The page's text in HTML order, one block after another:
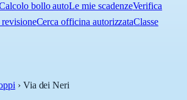
bollo autoLe mie scadenzeVerifica
Cerca officina autorizzataClasse
› Via dei Neri